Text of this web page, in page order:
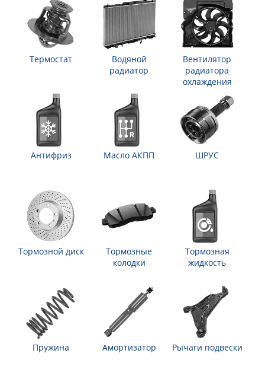
Термостат
Водяной
радиатор
Вентилятор
радиатора
охлаждения
Антифриз Масло АКПП ШРУС
Тормозной диск
Тормозные
колодки
Тормозная
жидкость
Пружина Амортизатор Рычаги подвески